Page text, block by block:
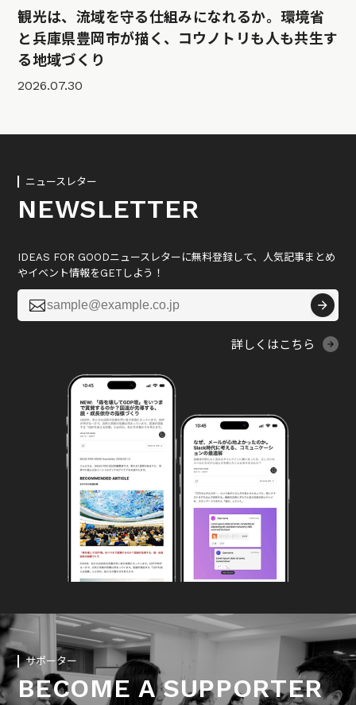
観光は、流域を守る仕組みになれるか。環境省
と兵庫県豊岡市が描く、コウノトリも人も共生す
る地域づくり
2026.07.30
ニュースレター
NEWSLETTER
IDEAS FOR GOODニュースレターに無料登録して、人気記事まとめ
やイベント情報をGETしよう！

詳しくはこちら
サポーター
BECOME A SUPPORTER